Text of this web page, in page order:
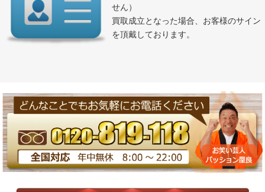
せん）
買取成立となった場合、お客様のサイン
を頂戴しております。